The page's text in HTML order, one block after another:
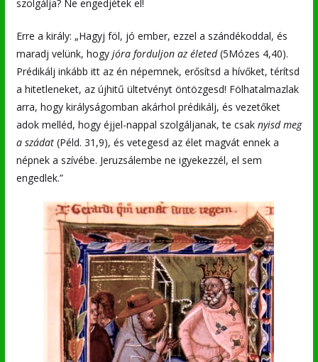
szolgálja? Ne engedjétek el!
Erre a király: „Hagyj föl, jó ember, ezzel a szándékoddal, és
maradj velünk, hogy jóra forduljon az életed(5Mózes 4,40).
Prédikálj inkább itt az én népemnek, erősítsd a hívőket, térítsd
a hitetleneket, az újhitű ültetvényt öntözgesd! Fölhatalmazlak
arra, hogy királyságomban akárhol prédikálj, és vezetőket
adok melléd, hogy éjjel-nappal szolgáljanak, te csak nyisd meg
a szádat(Péld. 31,9), és vetegesd az élet magvát ennek a
népnek a szívébe. Jeruzsálembe ne igyekezzél, el sem
engedlek.”